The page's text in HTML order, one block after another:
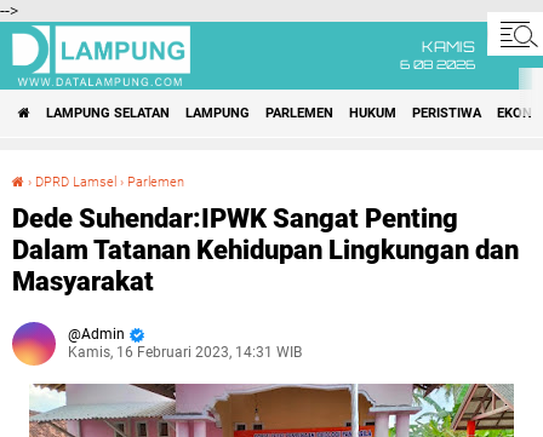
-->
KAMIS
6 08 2026
LAMPUNG SELATAN LAMPUNG PARLEMEN HUKUM PERISTIWA
› DPRD Lamsel › Parlemen
Dede Suhendar:IPWK Sangat Penting
Dalam Tatanan Kehidupan Lingkungan dan
Masyarakat
Admin
Kamis, 16 Februari 2023, 14:31 WIB